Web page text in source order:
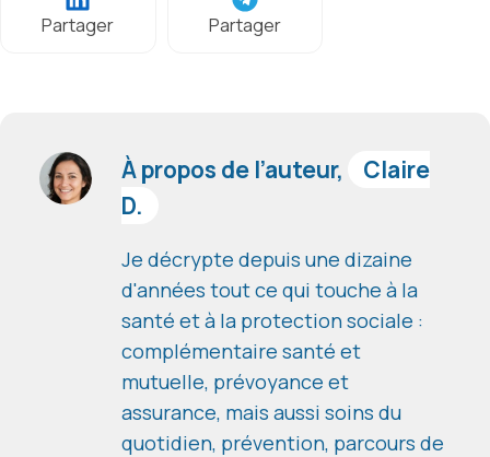
Partager Partager
À propos de l’auteur,
Claire
D.
Je décrypte depuis une dizaine
d'années tout ce qui touche à la
santé et à la protection sociale :
complémentaire santé et
mutuelle, prévoyance et
assurance, mais aussi soins du
quotidien, prévention, parcours de